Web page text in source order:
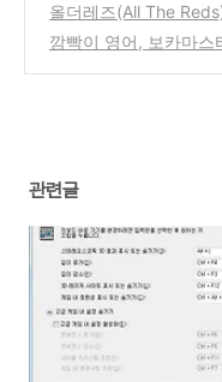
ak Diary 사용기
(0)
올더레즈(All The
진 월드컵 응원 티셔츠
깜빡이 영어, 보카마
관련글